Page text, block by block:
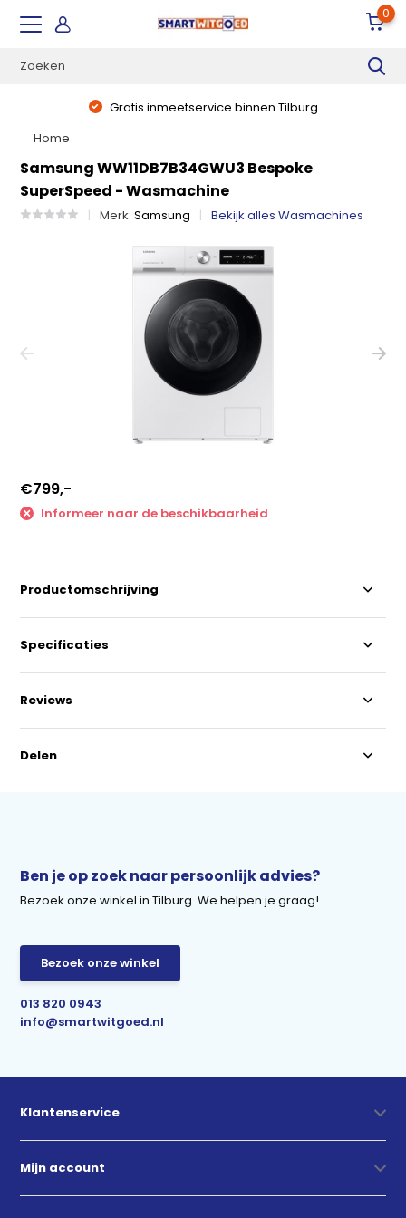
0
Gratis inmeetservice binnen Tilburg
Home
Samsung WW11DB7B34GWU3 Bespoke
SuperSpeed - Wasmachine
Merk:Samsung Bekijk alles Wasmachines
€799,-
Informeer naar de beschikbaarheid
Productomschrijving
Specificaties
Reviews
Delen
Ben je op zoek naar persoonlijk advies?
Bezoek onze winkel in Tilburg. We helpen je graag!
Bezoek onze winkel
013 820 0943
info@smartwitgoed.nl
Klantenservice
Mijn account